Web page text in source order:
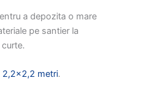
a depozita o mare
pe santier la
2,2×2,2 metri.